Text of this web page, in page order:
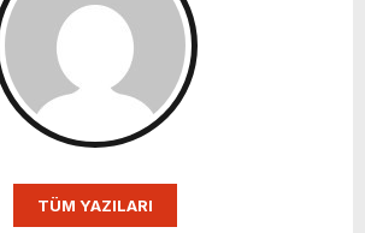
TÜM YAZILARI